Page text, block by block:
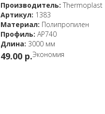
Производитель: Thermoplast
Артикул: 1383
Материал: Полипропилен
Профиль: AP740
Длина: 3000 мм
49.00 p.Экономия